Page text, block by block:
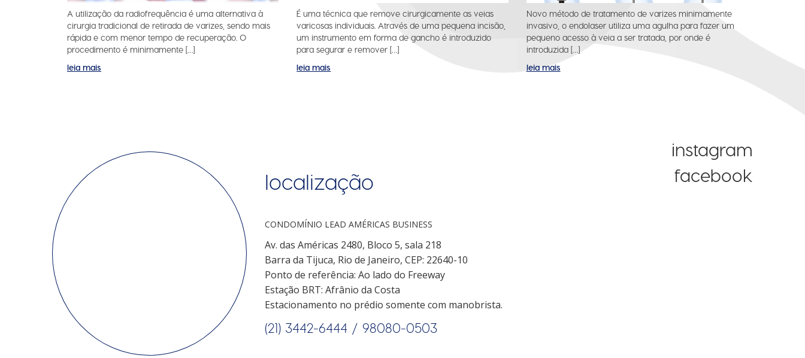
A utilização da radiofrequência é uma alternativa à
cirurgia tradicional de retirada de varizes, sendo mais
rápida e com menor tempo de recuperação. O
procedimento é minimamente […]
leia mais
É uma técnica que remove cirurgicamente as veias
varicosas individuais. Através de uma pequena incisão,
um instrumento em forma de gancho é introduzido
para segurar e remover […]
leia mais
Novo método de tratamento de varizes minimamente
invasivo, o endolaser utiliza uma agulha para fazer um
pequeno acesso à veia a ser tratada, por onde é
introduzida […]
leia mais
localização
CONDOMÍNIO LEAD AMÉRICAS BUSINESS
Av. das Américas 2480, Bloco 5, sala 218
Barra da Tijuca, Rio de Janeiro, CEP: 22640-10
Ponto de referência: Ao lado do Freeway
Estação BRT: Afrânio da Costa
Estacionamento no prédio somente com manobrista.
(21) 3442-6444 / 98080-0503
instagram
facebook